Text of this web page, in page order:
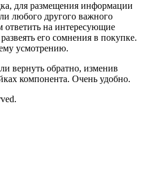
для размещения информации
любого другого важного
ответить на интересующие
его сомнения в покупке.
усмотрению.
вернуть обратно, изменив
компонента. Очень удобно.